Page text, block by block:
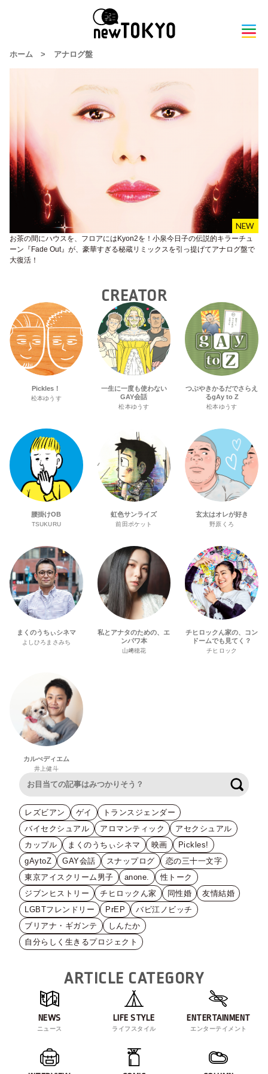
ホーム > アナログ盤
お茶の間にハウスを、フロアにはKyon2を！小泉今日子の伝説的キラーチュ
ーン『Fade Out』が、豪華すぎる秘蔵リミックスを引っ提げてアナログ盤で
大復活！
CREATOR
Pickles！
松本ゆうす
一生に一度も使わない
GAY会話
松本ゆうす
つぶやきかるだでさらえ
るgAy to Z
松本ゆうす
腰掛けOB
TSUKURU
虹色サンライズ
前田ポケット
玄太はオレが好き
野原くろ
まくのうちぃシネマ
よしひろまさみち
私とアナタのための、エ
ンパワ本
山﨑穂花
チヒロックん家の、コン
ドームでも見てく？
チヒロック
カルぺディエム
井上健斗
レズビアン ゲイ
トランスジェンダー
バイセクシュアル
アロマンティック
アセクシュアル
カップル
まくのうちぃシネマ 映画
Pickles!
gAytoZ
GAY会話 スナップログ
恋の三十一文字
東京アイスクリーム男子
anone.
性トーク
ジブンヒストリー
チヒロックん家 同性婚
友情結婚
LGBTフレンドリー
PrEP
バビ江ノビッチ
ブリアナ・ギガンテ
しんたか
自分らしく生きるプロジェクト
ARTICLE CATEGORY
NEWS
ニュース
LIFE STYLE
ライフスタイル
ENTERTAINMENT
エンターテイメント